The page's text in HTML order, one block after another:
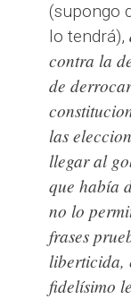
(supongo
lo tendrá),
contra la
de
las
llegar al
que había
no lo
frases
liberticida,
fidelísimo